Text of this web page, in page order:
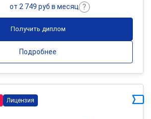
от 2 749 руб в месяц
Получить диплом
Подробнее
Лицензия